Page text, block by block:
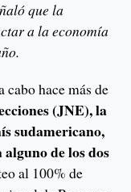
que la
a la economía
hace más de
(JNE), la
sudamericano,
de los dos
al 100% de